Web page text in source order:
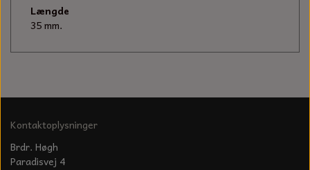
Længde
35 mm.
Kontaktoplysninger
Brdr. Høgh
Paradisvej 4